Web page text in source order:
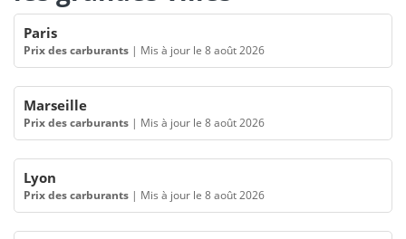
Paris
Prix des carburants | Mis à jour le 8 août 2026
Marseille
Prix des carburants | Mis à jour le 8 août 2026
Lyon
Prix des carburants | Mis à jour le 8 août 2026